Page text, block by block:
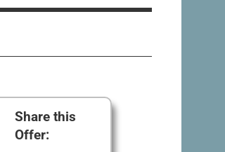
Share this
Offer: